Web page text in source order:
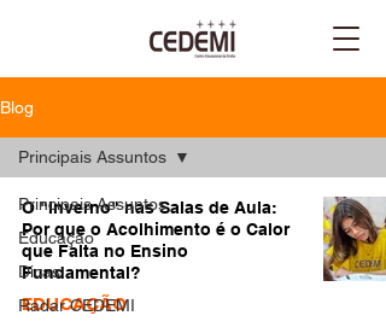
Blog
Principais Assuntos
Educação
Dicas
Radar CEDEMI
Principais Assuntos
O "Inverno" nas Salas de Aula:
Por que o Acolhimento é o Calor
que Falta no Ensino
Fundamental?
EDUCAÇÃO